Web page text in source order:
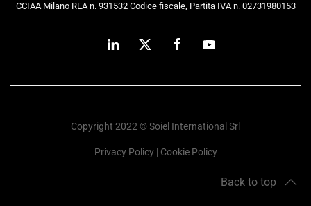
CCIAA Milano REA n. 931532 Codice fiscale, Partita IVA n. 02731980153
Copyright 2022 © Soiel International Srl
Privacy Policy| Cookie Policy
Back to top